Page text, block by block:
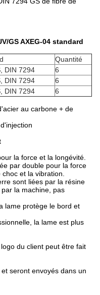
GS AXEG-04 standard
Quantité
DIN 7294
6
DIN 7294
6
DIN 7294
6
au carbone + de
la force et la longévité.
par double pour la force
et la vibration.
sont liées par la résine
la machine, pas
lame protège le bord et
la lame est plus
du client peut être fait
seront envoyés dans un